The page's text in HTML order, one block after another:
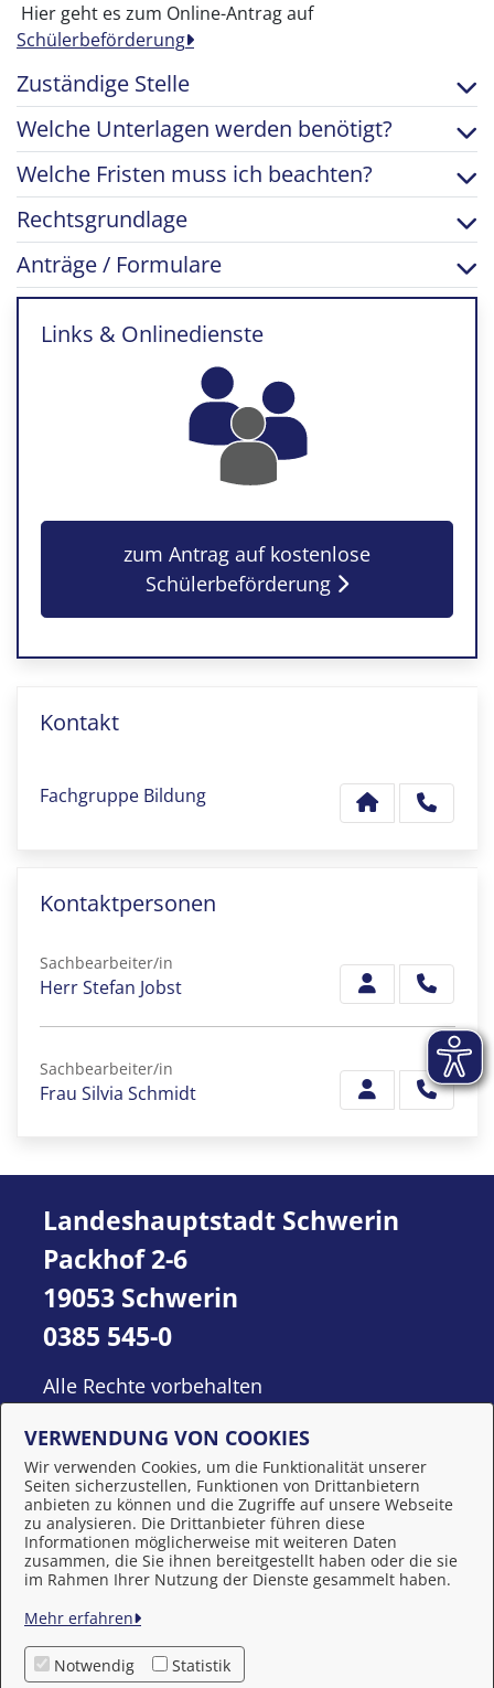
Hier geht es zum Online-Antrag auf
Schülerbeförderung
Zuständige Stelle
Welche Unterlagen werden benötigt?
Welche Fristen muss ich beachten?
Rechtsgrundlage
Anträge / Formulare
Links & Onlinedienste
zum Antrag auf kostenlose
Schülerbeförderung
Kontakt
Fachgruppe Bildung
Kontaktpersonen
Sachbearbeiter/in
Herr Stefan Jobst
Sachbearbeiter/in
Frau Silvia Schmidt
Behördennummer 115
Landeshauptstadt Schwerin
Packhof 2-6
19053 Schwerin
0385 545-0
Alle Rechte vorbehalten
Impressum
VERWENDUNG VON COOKIES
Wir verwenden Cookies, um die Funktionalität unserer
Seiten sicherzustellen, Funktionen von Drittanbietern
anbieten zu können und die Zugriffe auf unsere Webseite
zu analysieren. Die Drittanbieter führen diese
Informationen möglicherweise mit weiteren Daten
zusammen, die Sie ihnen bereitgestellt haben oder die sie
im Rahmen Ihrer Nutzung der Dienste gesammelt haben.
Mehr erfahren
Notwendig Statistik